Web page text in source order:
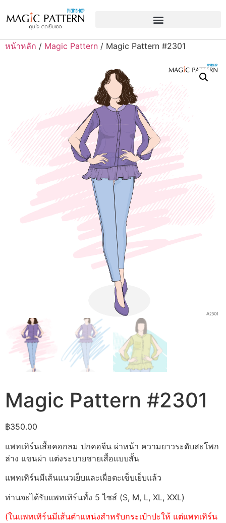
หน้าหลัก / Magic Pattern / Magic Pattern #2301
Magic Pattern #2301
฿350.00
แพทเทิร์นเสื้อคอกลม ปกคอจีน ผ่าหน้า ความยาวระดับสะโพก
ล่าง แขนผ่า แต่งระบายชายเสื้อแบบสั้น
แพทเทิร์นมีเส้นแนวเย็บและเผื่อตะเข็บเย็บแล้ว
ท่านจะได้รับแพทเทิร์นทั้ง 5 ไซส์ (S, M, L, XL, XXL)
(ในแพทเทิร์นมีเส้นตำแหน่งสำหรับกระเป๋าปะให้ แต่แพทเทิร์น